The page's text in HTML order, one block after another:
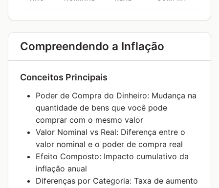
Compreendendo a Inflação
Conceitos Principais
Poder de Compra do Dinheiro: Mudança na
quantidade de bens que você pode
comprar com o mesmo valor
Valor Nominal vs Real: Diferença entre o
valor nominal e o poder de compra real
Efeito Composto: Impacto cumulativo da
inflação anual
Diferenças por Categoria: Taxa de aumento